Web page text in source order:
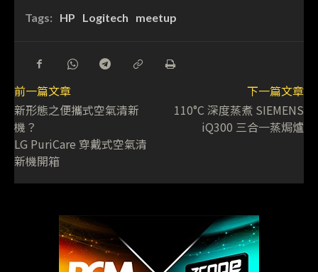
Tags: HP Logitech meetup
前一篇文章
新形態之便攜式空氣清新
機？
LG PuriCare 穿戴式空氣清
新機開箱
下一篇文章
110°C 深度蒸煮 SIEMENS
iQ300 三合一蒸焗爐